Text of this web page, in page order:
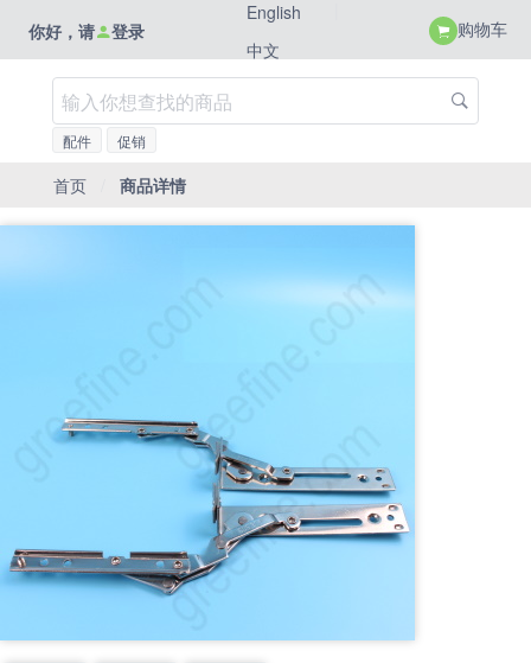
你好，请 登录
English
中文
购物车
配件 促销
首页 商品详情